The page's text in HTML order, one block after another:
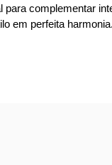
para complementar
em perfeita